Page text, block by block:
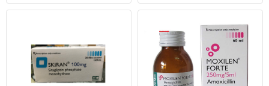
Sốt hồi qui do ve và rận truyền: Dùng liều đơn
doxycyclin 100 mg hoặc 200 mg tùy theo mức độ
Nhiễm khuẩn lậu cầu không biến chứng (ngoại trừ
nhiễm khuẩn hậu môn-trực tràng ở nam), nhiễm